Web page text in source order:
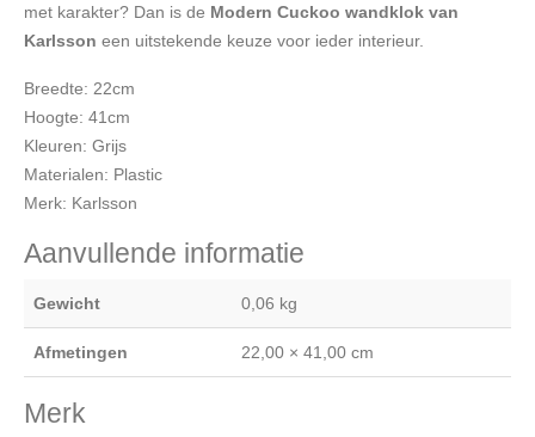
met karakter? Dan is de Modern Cuckoo wandklok van
Karlsson een uitstekende keuze voor ieder interieur.
Breedte: 22cm
Hoogte: 41cm
Kleuren: Grijs
Materialen: Plastic
Merk: Karlsson
Aanvullende informatie
Gewicht 0,06 kg
Afmetingen 22,00 × 41,00 cm
Merk